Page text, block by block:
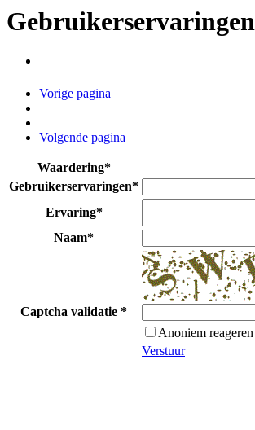
Gebruikerservaringen
Vorige pagina
Volgende pagina
Waardering*
Gebruikerservaringen*
Ervaring*
Naam*
Captcha validatie *
Anoniem reageren
Verstuur